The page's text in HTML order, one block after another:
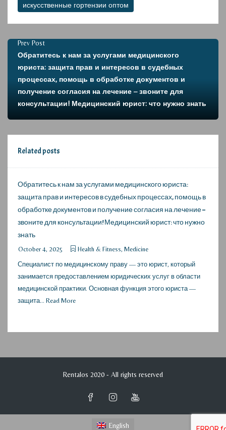
искусственные гортензии оптом
Prev Post
Обратитесь к нам за услугами медицинского
юриста: защита прав и интересов в судебных
процессах, помощь в обработке документов и
получение согласия на лечение – звоните для
консультации! Медицинский юрист: что нужно знать
Related posts
Обратитесь к нам за услугами медицинского юриста:
защита прав и интересов в судебных процессах, помощь в
обработке документов и получение согласия на лечение –
звоните для консультации! Медицинский юрист: что нужно
знать
October 4, 2025
Health & Fitness, Medicine
Специалист по медицинскому праву — это юрист, который
занимается предоставлением юридических услуг в области
медицинской практики. Основная функция этого юриста —
защита... Read More
Rentalos 2020 - All rights reserved
English